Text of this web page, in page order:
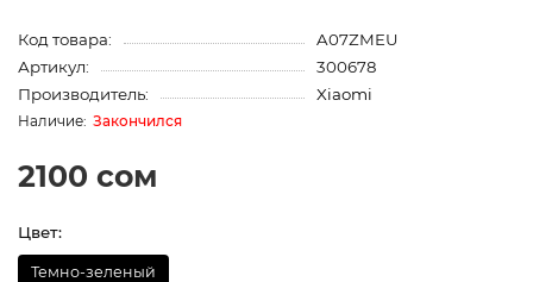
Код товара:
A07ZMEU
Артикул:
300678
Производитель:
Xiaomi
Закончился
2100 сом
Цвет:
Темно-зеленый